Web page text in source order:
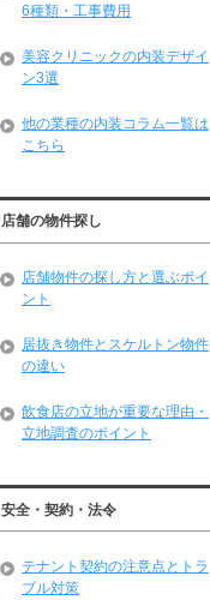
6種類・工事費用
美容クリニックの内装デザイ
ン3選
他の業種の内装コラム一覧は
こちら
店舗の物件探し
店舗物件の探し方と選ぶポイ
ント
居抜き物件とスケルトン物件
の違い
飲食店の立地が重要な理由・
立地調査のポイント
安全・契約・法令
テナント契約の注意点とトラ
ブル対策